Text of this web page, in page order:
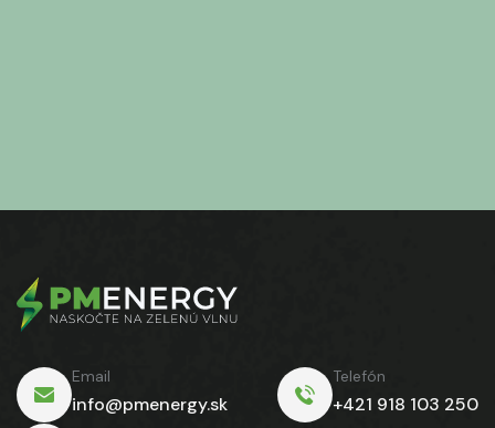
Email
info@pmenergy.sk
Telefón
+421 918 103 250